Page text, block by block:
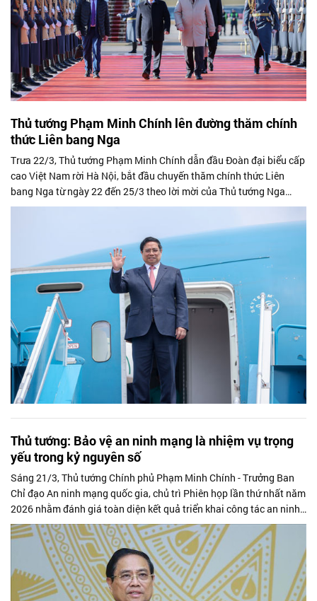
Thủ tướng Phạm Minh Chính lên đường thăm chính
thức Liên bang Nga
Trưa 22/3, Thủ tướng Phạm Minh Chính dẫn đầu Đoàn đại biểu cấp
cao Việt Nam rời Hà Nội, bắt đầu chuyến thăm chính thức Liên
bang Nga từ ngày 22 đến 25/3 theo lời mời của Thủ tướng Nga
Mikhail Mishustin.
Thủ tướng: Bảo vệ an ninh mạng là nhiệm vụ trọng
yếu trong kỷ nguyên số
Sáng 21/3, Thủ tướng Chính phủ Phạm Minh Chính - Trưởng Ban
Chỉ đạo An ninh mạng quốc gia, chủ trì Phiên họp lần thứ nhất năm
2026 nhằm đánh giá toàn diện kết quả triển khai công tác an ninh
mạng thời...